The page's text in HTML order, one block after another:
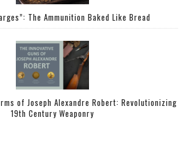
The Ammunition Baked Like Bread
of Joseph Alexandre Robert: Revolutionizing
19th Century Weaponry